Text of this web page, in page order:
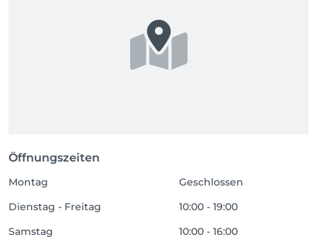
Öffnungszeiten
Montag
Geschlossen
Dienstag - Freitag
10:00 - 19:00
Samstag
10:00 - 16:00